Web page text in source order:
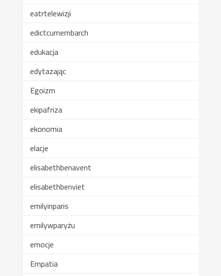
eatrtelewizji
edictcumembarch
edukacja
edytazając
Egoizm
ekipafriza
ekonomia
elacje
elisabethbenavent
elisabethbenviet
emilyinparis
emilywparyżu
emocje
Empatia